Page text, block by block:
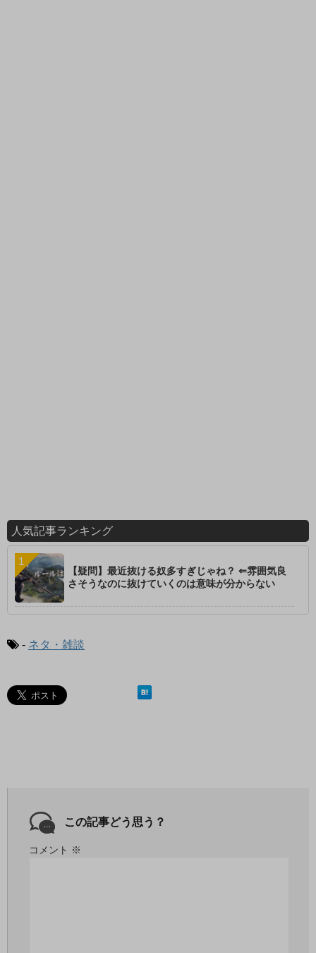
人気記事ランキング
【疑問】最近抜ける奴多すぎじゃね？ ⇐雰囲気良
さそうなのに抜けていくのは意味が分からない
- ネタ・雑談
この記事どう思う？
コメント ※